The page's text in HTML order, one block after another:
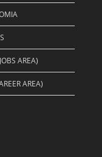
AREA)
AREA)